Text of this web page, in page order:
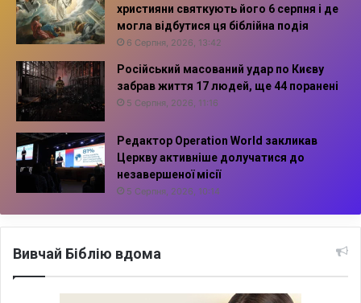
християни святкують його 6 серпня і де
могла відбутися ця біблійна подія
6 Серпня, 2026, 13:42
Російський масований удар по Києву
забрав життя 17 людей, ще 44 поранені
5 Серпня, 2026, 11:16
Редактор Operation World закликав
Церкву активніше долучатися до
незавершеної місії
5 Серпня, 2026, 10:14
Вивчай Біблію вдома